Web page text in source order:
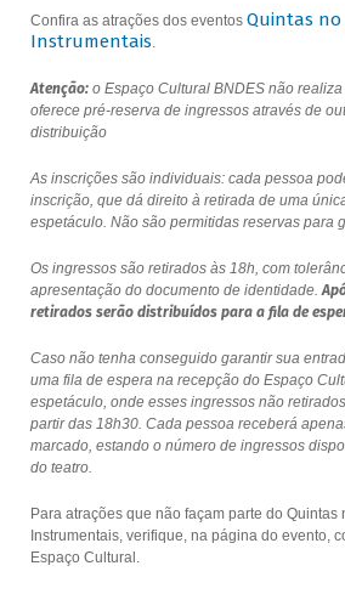
Confira as atrações dos eventos Quintas no
Instrumentais.
Atenção:o Espaço Cultural BNDES não
oferece pré-reserva de ingressos através de
distribuição
As inscrições são individuais: cada pessoa
inscrição, que dá direito à retirada de uma
espetáculo. Não são permitidas reservas para
Os ingressos são retirados às 18h, com
apresentação do documento de identidade.
retirados serão distribuídos para a fila de
Caso não tenha conseguido garantir sua
uma fila de espera na recepção do Espaço
espetáculo, onde esses ingressos não
partir das 18h30. Cada pessoa receberá
marcado, estando o número de ingressos
do teatro.
Para atrações que não façam parte do Quintas
Instrumentais, verifique, na página do evento,
Espaço Cultural.